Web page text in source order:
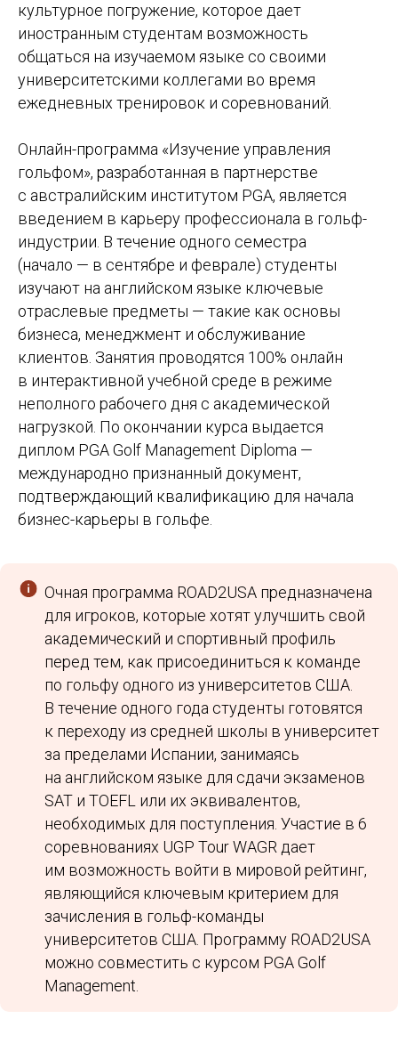
культурное погружение, которое дает
иностранным студентам возможность
общаться на изучаемом языке со своими
университетскими коллегами во время
ежедневных тренировок и соревнований.
Онлайн-программа «Изучение управления
гольфом», разработанная в партнерстве
с австралийским институтом PGA, является
введением в карьеру профессионала в гольф-
индустрии. В течение одного семестра
(начало — в сентябре и феврале) студенты
изучают на английском языке ключевые
отраслевые предметы — такие как основы
бизнеса, менеджмент и обслуживание
клиентов. Занятия проводятся 100% онлайн
в интерактивной учебной среде в режиме
неполного рабочего дня с академической
нагрузкой. По окончании курса выдается
диплом PGA Golf Management Diploma —
международно признанный документ,
подтверждающий квалификацию для начала
бизнес-карьеры в гольфе.
Очная программа ROAD2USA предназначена
для игроков, которые хотят улучшить свой
академический и спортивный профиль
перед тем, как присоединиться к команде
по гольфу одного из университетов США.
В течение одного года студенты готовятся
к переходу из средней школы в университет
за пределами Испании, занимаясь
на английском языке для сдачи экзаменов
SAT и TOEFL или их эквивалентов,
необходимых для поступления. Участие в 6
соревнованиях UGP Tour WAGR дает
им возможность войти в мировой рейтинг,
являющийся ключевым критерием для
зачисления в гольф-команды
университетов США. Программу ROAD2USA
можно совместить с курсом PGA Golf
Management.